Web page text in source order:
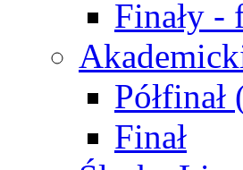
Finały -
Półfinał
Finał